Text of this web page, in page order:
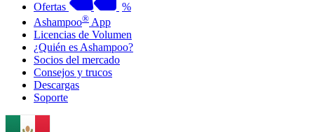
Ofertas
%
Ashampoo® App
Licencias de Volumen
¿Quién es Ashampoo?
Socios del mercado
Consejos y trucos
Descargas
Soporte